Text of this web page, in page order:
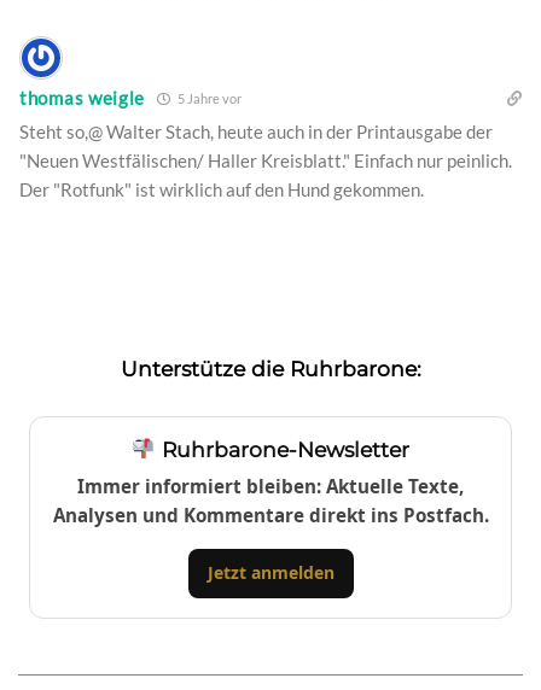
thomas weigle 5 Jahre vor
Steht so,@ Walter Stach, heute auch in der Printausgabe der
"Neuen Westfälischen/ Haller Kreisblatt." Einfach nur peinlich.
Der "Rotfunk" ist wirklich auf den Hund gekommen.
Unterstütze die Ruhrbarone:
Ruhrbarone-Newsletter
Immer informiert bleiben: Aktuelle Texte,
Analysen und Kommentare direkt ins Postfach.
Jetzt anmelden